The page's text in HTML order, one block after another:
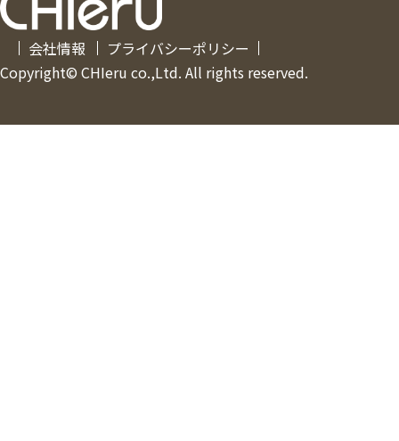
会社情報
プライバシーポリシー
Copyright© CHIeru co.,Ltd. All rights reserved.